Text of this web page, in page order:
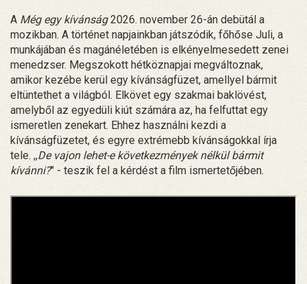
A Még egy kívánság2026. november 26-án debütál a
mozikban. A történet napjainkban játszódik, főhőse Juli, a
munkájában és magánéletében is elkényelmesedett zenei
menedzser. Megszokott hétköznapjai megváltoznak,
amikor kezébe kerül egy kívánságfüzet, amellyel bármit
eltüntethet a világból. Elkövet egy szakmai baklövést,
amelyből az egyedüli kiút számára az, ha felfuttat egy
ismeretlen zenekart. Ehhez használni kezdi a
kívánságfüzetet, és egyre extrémebb kívánságokkal írja
tele. ,,De vajon lehet-e következmények nélkül bármit
kívánni?" - teszik fel a kérdést a film ismertetőjében.